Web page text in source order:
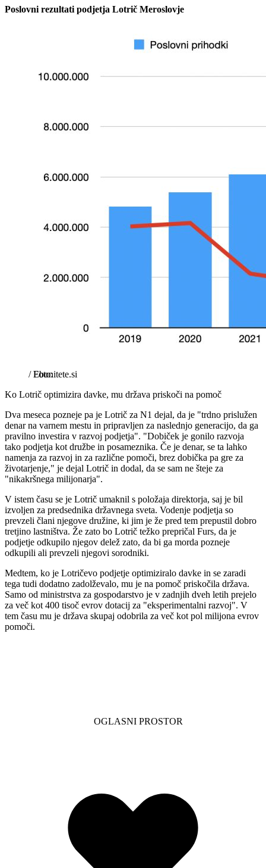
Poslovni rezultati podjetja Lotrič Meroslovje
/Ebonitete.si
Ko Lotrič optimizira davke, mu država priskoči na pomoč
Dva meseca pozneje pa je Lotrič za N1 dejal, da je "trdno prislužen
denar na varnem mestu in pripravljen za naslednjo generacijo, da ga
pravilno investira v razvoj podjetja". "Dobiček je gonilo razvoja
tako podjetja kot družbe in posameznika. Če je denar, se ta lahko
namenja za razvoj in za različne pomoči, brez dobička pa gre za
životarjenje," je dejal Lotrič in dodal, da se sam ne šteje za
"nikakršnega milijonarja".
V istem času se je Lotrič umaknil s položaja direktorja, saj je bil
izvoljen za predsednika državnega sveta. Vodenje podjetja so
prevzeli člani njegove družine, ki jim je že pred tem prepustil dobro
tretjino lastništva. Že zato bo Lotrič težko prepričal Furs, da je
podjetje odkupilo njegov delež zato, da bi ga morda pozneje
odkupili ali prevzeli njegovi sorodniki.
Medtem, ko je Lotričevo podjetje optimiziralo davke in se zaradi
tega tudi dodatno zadolževalo, mu je na pomoč priskočila država.
Samo od ministrstva za gospodarstvo je v zadnjih dveh letih prejelo
za več kot 400 tisoč evrov dotacij za "eksperimentalni razvoj". V
tem času mu je država skupaj odobrila za več kot pol milijona evrov
pomoči.